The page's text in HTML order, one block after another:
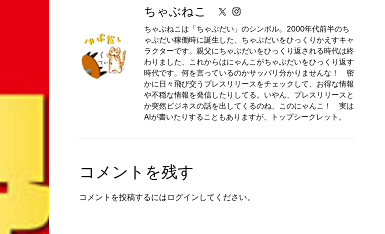
ちゃぶねこ
ちゃぶねこは「ちゃぶだい」のシンボル。2000年代前半のち
ゃぶだい稼働時に誕生した、ちゃぶだいをひっくりかえすキャ
ラクターです。親父にちゃぶだいをひっくり返される時代は終
わりました、これからはにゃんこがちゃぶだいをひっくり返す
時代です。何を言っているのかサッパリ分かりませんな！ 密
かに日々飛び交うプレスリリースをチェックして、お得な情報
や不穏な情報を発信したりしてる。いやん、プレスリリースと
か突然ビジネスの話を出してくるのね、このにゃんこ！ 実は
AIが書いたりすることもありますが、トップシークレット。
コメントを残す
コメントを投稿するには ログイン してください。